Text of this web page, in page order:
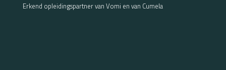
Erkend opleidingspartner van Vomi en van Cumela